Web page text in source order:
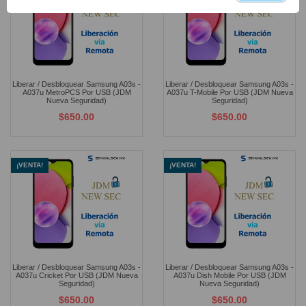
Liberar / Desbloquear Samsung A03s -
A037u MetroPCS Por USB (JDM
Nueva Seguridad)
$650.00
Liberar / Desbloquear Samsung A03s -
A037u T-Mobile Por USB (JDM Nueva
Seguridad)
$650.00
¡VENTA!
Liberar / Desbloquear Samsung A03s -
A037u Cricket Por USB (JDM Nueva
Seguridad)
$650.00
¡VENTA!
Liberar / Desbloquear Samsung A03s -
A037u Dish Mobile Por USB (JDM
Nueva Seguridad)
$650.00